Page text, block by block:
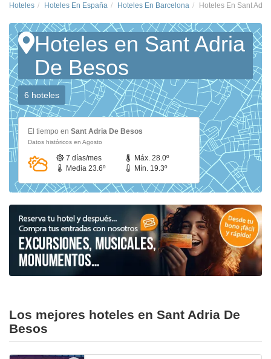
Hoteles Hoteles En España Hoteles En Barcelona Hoteles En Sant
Hoteles en Sant Adria
De Besos
6 hoteles
El tiempo en Sant Adria De Besos
Datos históricos en Agosto
7 días/mes
Máx. 28.0º
Media 23.6º
Mín. 19.3º
Los mejores hoteles en Sant Adria De
Besos